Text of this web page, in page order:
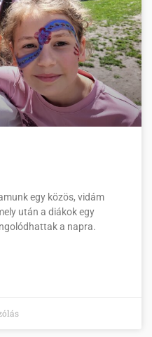
egy közös, vidám
után a diákok egy
a napra.